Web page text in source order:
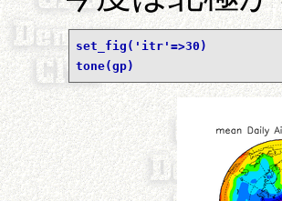
set_fig('itr'=>30)            #
tone(gp)